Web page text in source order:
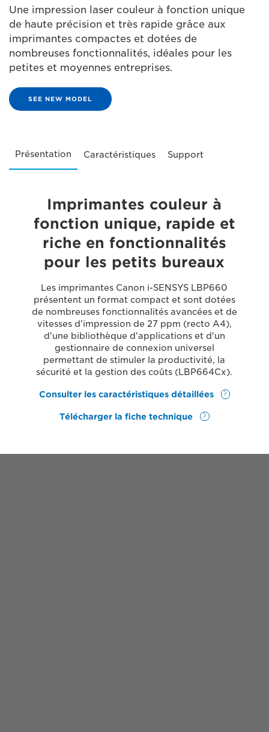
Une impression laser couleur à fonction unique
de haute précision et très rapide grâce aux
imprimantes compactes et dotées de
nombreuses fonctionnalités, idéales pour les
petites et moyennes entreprises.
SEE NEW MODEL
Présentation Caractéristiques Support
Imprimantes couleur à
fonction unique, rapide et
riche en fonctionnalités
pour les petits bureaux
Les imprimantes Canon i-SENSYS LBP660
présentent un format compact et sont dotées
de nombreuses fonctionnalités avancées et de
vitesses d'impression de 27 ppm (recto A4),
d'une bibliothèque d'applications et d'un
gestionnaire de connexion universel
permettant de stimuler la productivité, la
sécurité et la gestion des coûts (LBP664Cx).
Consulter les caractéristiques détaillées
Télécharger la fiche technique